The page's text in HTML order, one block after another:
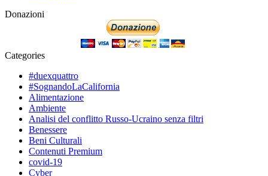
Donazioni
Categories
#duexquattro
#SognandoLaCalifornia
Alimentazione
Ambiente
Analisi del conflitto Russo-Ucraino senza filtri
Benessere
Beni Culturali
Contenuti Premium
covid-19
Cyber